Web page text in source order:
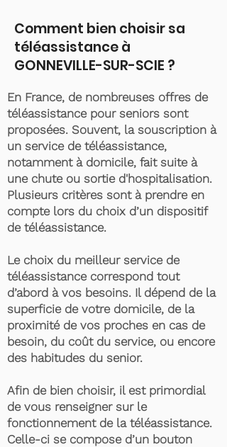
Comment bien choisir sa
téléassistance à
GONNEVILLE-SUR-SCIE ?
En France, de nombreuses offres de
téléassistance pour seniors sont
proposées. Souvent, la souscription à
un service de téléassistance,
notamment à domicile, fait suite à
une chute ou sortie d'hospitalisation.
Plusieurs critères sont à prendre en
compte lors du choix d’un dispositif
de téléassistance.
Le choix du meilleur service de
téléassistance correspond tout
d’abord à vos besoins. Il dépend de la
superficie de votre domicile, de la
proximité de vos proches en cas de
besoin, du coût du service, ou encore
des habitudes du senior.
Afin de bien choisir, il est primordial
de vous renseigner sur le
fonctionnement de la téléassistance.
Celle-ci se compose d’un bouton